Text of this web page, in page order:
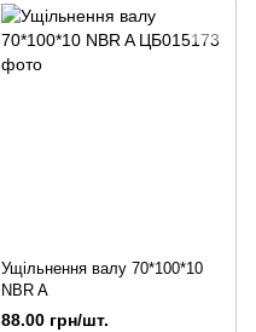
Ущільнення валу 70*100*10
NBR A
88.00 грн/шт.